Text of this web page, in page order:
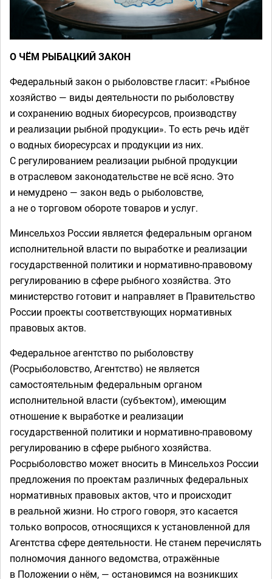
О ЧЁМ РЫБАЦКИЙ ЗАКОН
Федеральный закон о рыболовстве гласит: «Рыбное
хозяйство — виды деятельности по рыболовству
и сохранению водных биоресурсов, производству
и реализации рыбной продукции». То есть речь идёт
о водных биоресурсах и продукции из них.
С регулированием реализации рыбной продукции
в отраслевом законодательстве не всё ясно. Это
и немудрено — закон ведь о рыболовстве,
а не о торговом обороте товаров и услуг.
Минсельхоз России является федеральным органом
исполнительной власти по выработке и реализации
государственной политики и нормативно-правовому
регулированию в сфере рыбного хозяйства. Это
министерство готовит и направляет в Правительство
России проекты соответствующих нормативных
правовых актов.
Федеральное агентство по рыболовству
(Росрыболовство, Агентство) не является
самостоятельным федеральным органом
исполнительной власти (субъектом), имеющим
отношение к выработке и реализации
государственной политики и нормативно-правовому
регулированию в сфере рыбного хозяйства.
Росрыболовство может вносить в Минсельхоз России
предложения по проектам различных федеральных
нормативных правовых актов, что и происходит
в реальной жизни. Но строго говоря, это касается
только вопросов, относящихся к установленной для
Агентства сфере деятельности. Не станем перечислять
полномочия данного ведомства, отражённые
в Положении о нём, — остановимся на возникших